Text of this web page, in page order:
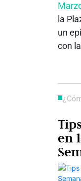
la
un
con
en